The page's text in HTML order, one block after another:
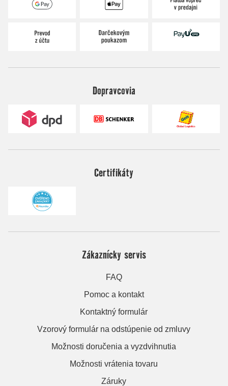
Dopravcovia
Certifikáty
Zákaznícky servis
FAQ
Pomoc a kontakt
Kontaktný formulár
Vzorový formulár na odstúpenie od zmluvy
Možnosti doručenia a vyzdvihnutia
Možnosti vrátenia tovaru
Záruky